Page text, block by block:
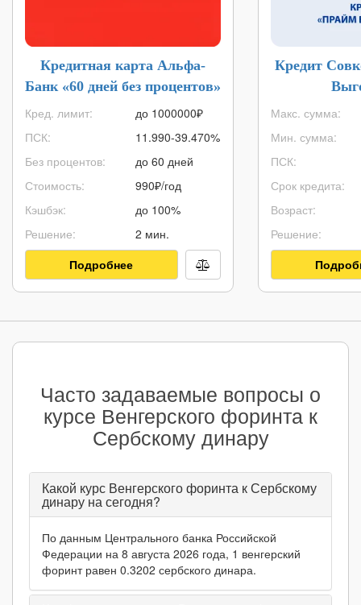
Кредитная карта Альфа-
Банк «60 дней без процентов»
Кред. лимит:
ПСК:
Без процентов:
Стоимость:
Кэшбэк:
Решение:
до 1000000₽
11.990-39.470%
до 60 дней
990₽/год
до 100%
2 мин.
Подробнее
Кредит
Макс. сумма:
Мин. сумма:
ПСК:
Срок кредита:
Возраст:
Решение:
Часто задаваемые вопросы о
курсе Венгерского форинта к
Сербскому динару
Какой курс Венгерского форинта к Сербскому
динару на сегодня?
По данным Центрального банка Российской
Федерации на 8 августа 2026 года, 1 венгерский
форинт равен 0.3202 сербского динара.